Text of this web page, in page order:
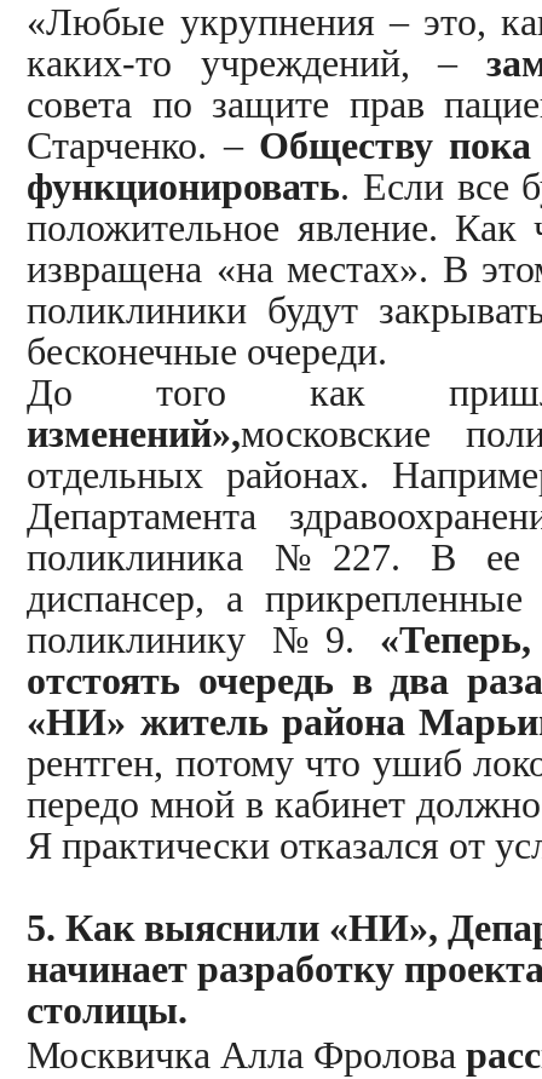
«Любые укрупнения – это,
каких-то учреждений, –
совета по защите прав
Старченко. – Обществу пока
функционировать. Если все
положительное явление. Как
извращена «на местах». В
поликлиники будут
бесконечные очереди.
До того как
изменений»,московские
отдельных районах.
Департамента
поликлиника №227. В ее
диспансер, а
поликлинику №9.
отстоять очередь в два
«НИ» житель района
рентген, потому что ушиб
передо мной в кабинет
Я практически отказался от
5. Как выяснили «НИ»,
начинает разработку
столицы.
Москвичка Алла Фролова